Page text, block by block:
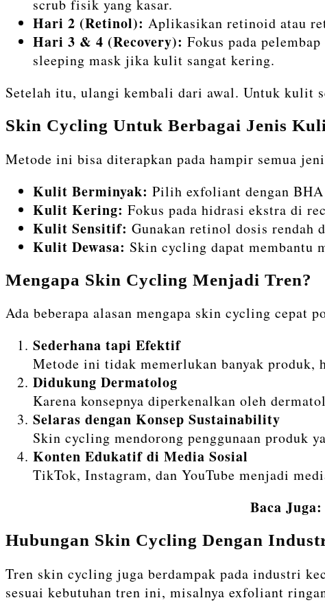
scrub fisik yang kasar.
Hari 2 (Retinol): Aplikasikan retinoid atau
Hari 3 & 4 (Recovery): Fokus pada
sleeping mask jika kulit sangat kering.
Setelah itu, ulangi kembali dari awal. Untuk kulit
Skin Cycling Untuk Berbagai Jenis
Metode ini bisa diterapkan pada hampir semua
Kulit Berminyak: Pilih exfoliant dengan
Kulit Kering: Fokus pada hidrasi ekstra di
Kulit Sensitif: Gunakan retinol dosis rendah
Kulit Dewasa: Skin cycling dapat membantu
Mengapa Skin Cycling Menjadi Tren?
Ada beberapa alasan mengapa skin cycling cepat
Sederhana tapi Efektif
Metode ini tidak memerlukan banyak produk,
Didukung Dermatolog
Karena konsepnya diperkenalkan oleh
Selaras dengan Konsep Sustainability
Skin cycling mendorong penggunaan produk
Konten Edukatif di Media Sosial
TikTok, Instagram, dan YouTube menjadi
Baca Juga:
Hubungan Skin Cycling Dengan
Tren skin cycling juga berdampak pada industri
sesuai kebutuhan tren ini, misalnya exfoliant